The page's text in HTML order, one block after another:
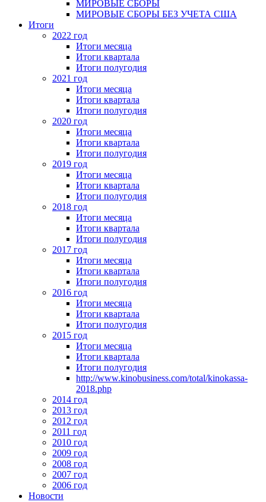
МИРОВЫЕ СБОРЫ
МИРОВЫЕ СБОРЫ БЕЗ УЧЕТА США
Итоги
2022 год
Итоги месяца
Итоги квартала
Итоги полугодия
2021 год
Итоги месяца
Итоги квартала
Итоги полугодия
2020 год
Итоги месяца
Итоги квартала
Итоги полугодия
2019 год
Итоги месяца
Итоги квартала
Итоги полугодия
2018 год
Итоги месяца
Итоги квартала
Итоги полугодия
2017 год
Итоги месяца
Итоги квартала
Итоги полугодия
2016 год
Итоги месяца
Итоги квартала
Итоги полугодия
2015 год
Итоги месяца
Итоги квартала
Итоги полугодия
http://www.kinobusiness.com/total/kinokassa-
2018.php
2014 год
2013 год
2012 год
2011 год
2010 год
2009 год
2008 год
2007 год
2006 год
Новости